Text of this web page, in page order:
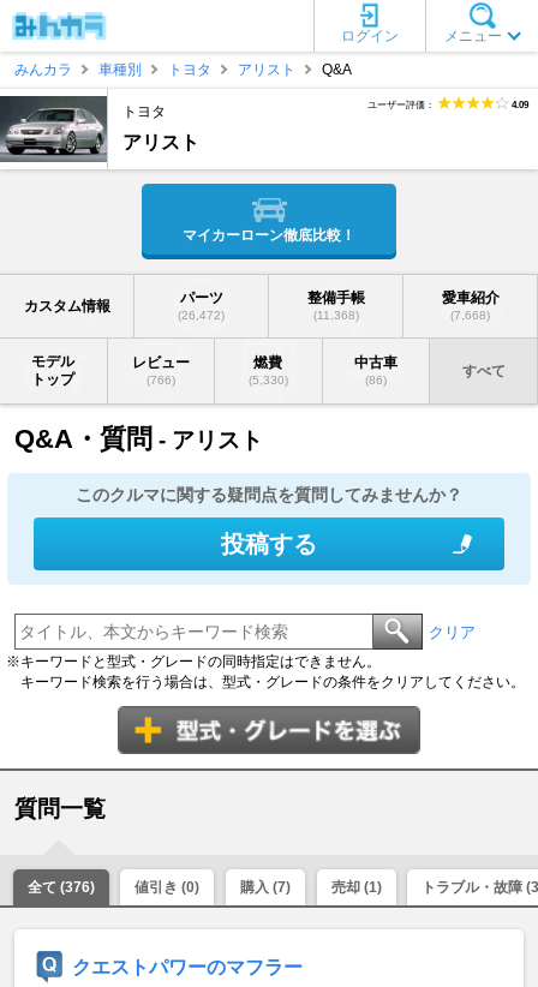
メニュー
ログイン
みんカラ
車種別 トヨタ アリスト Q&A
トヨタ
アリスト
ユーザー評価： 4.09
マイカーローン徹底比較！
カスタム情報 パーツ
(26,472)
整備手帳
(11,368)
愛車紹介
(7,668)
モデル
トップ
レビュー
(766)
燃費
(5,330)
中古車
(86)
すべて
Q&A・質問 - アリスト
このクルマに関する疑問点を質問してみませんか？
投稿する
クリア
※キーワードと型式・グレードの同時指定はできません。
キーワード検索を行う場合は、型式・グレードの条件をクリアしてください。
質問一覧
全て (376) 値引き (0) 購入 (7) 売却 (1) トラブル・故障
クエストパワーのマフラー